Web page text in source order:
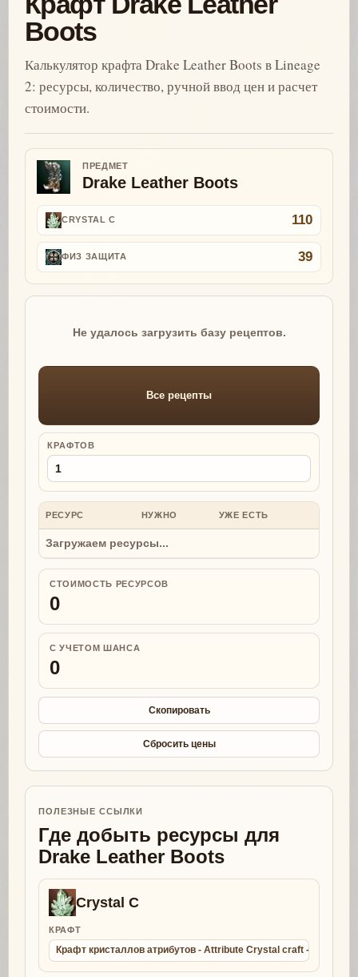
Boots
Калькулятор крафта Drake Leather Boots в Lineage
2: ресурсы, количество, ручной ввод цен и расчет
стоимости.
ПРЕДМЕТ
Drake Leather Boots
CRYSTAL C 110
ФИЗ ЗАЩИТА 39
Не удалось загрузить базу рецептов.
Все рецепты
КРАФТОВ
РЕСУРС НУЖНО УЖЕ ЕСТЬ
Загружаем ресурсы...
СТОИМОСТЬ РЕСУРСОВ
0
С УЧЕТОМ ШАНСА
0
Скопировать
Сбросить цены
ПОЛЕЗНЫЕ ССЫЛКИ
Где добыть ресурсы для
Drake Leather Boots
Crystal C
КРАФТ
Крафт кристаллов атрибутов - Attribute Crystal craft -